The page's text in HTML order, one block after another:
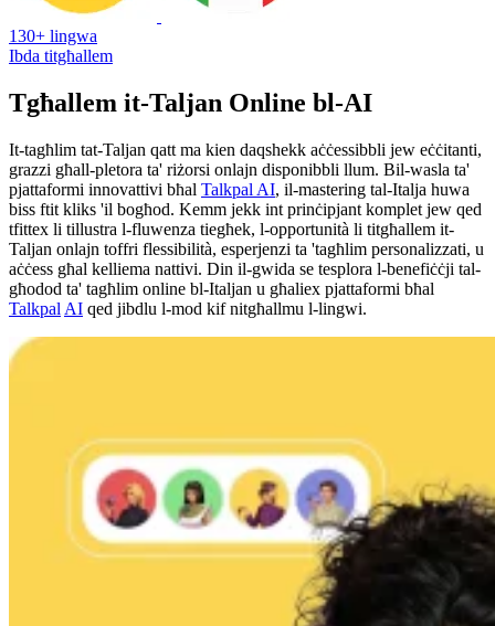
130+ lingwa
Ibda titgħallem
Tgħallem it-Taljan Online bl-AI
It-tagħlim tat-Taljan qatt ma kien daqshekk aċċessibbli jew eċċitanti,
grazzi għall-pletora ta' riżorsi onlajn disponibbli llum. Bil-wasla ta'
pjattaformi innovattivi bħal Talkpal AI, il-mastering tal-Italja huwa
biss ftit kliks 'il bogħod. Kemm jekk int prinċipjant komplet jew qed
tfittex li tillustra l-fluwenza tiegħek, l-opportunità li titgħallem it-
Taljan onlajn toffri flessibilità, esperjenzi ta 'tagħlim personalizzati, u
aċċess għal kelliema nattivi. Din il-gwida se tesplora l-benefiċċji tal-
għodod ta' tagħlim online bl-Italjan u għaliex pjattaformi bħal
Talkpal AI qed jibdlu l-mod kif nitgħallmu l-lingwi.